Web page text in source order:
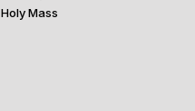
Holy Mass